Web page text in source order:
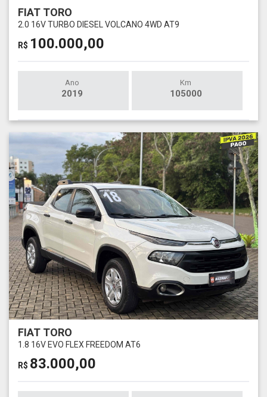
FIAT TORO
2.0 16V TURBO DIESEL VOLCANO 4WD AT9
R$ 100.000,00
Ano
2019
Km
105000
FIAT TORO
1.8 16V EVO FLEX FREEDOM AT6
R$ 83.000,00